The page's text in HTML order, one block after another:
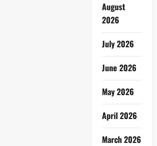
August
2026
July 2026
June 2026
May 2026
April 2026
March 2026